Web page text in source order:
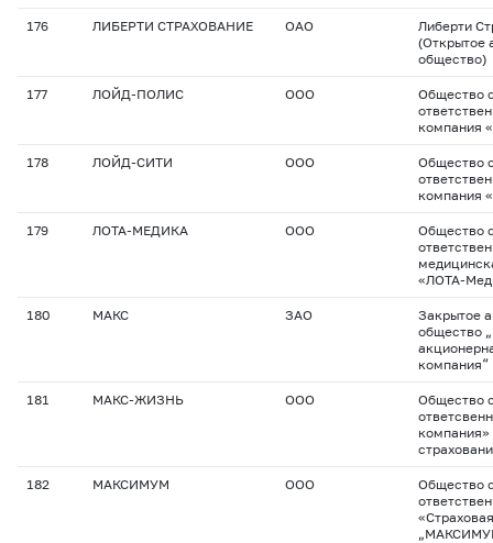
176 ЛИБЕРТИ СТРАХОВАНИЕ ОАО
Либерти
(Открытое
общество)
177 ЛОЙД-ПОЛИС ООО
Общество
компания
178 ЛОЙД-СИТИ ООО
Общество
компания
179 ЛОТА-МЕДИКА ООО
Общество
«ЛОТА-
180 МАКС ЗАО
Закрытое
общество
компания“
181 МАКС-ЖИЗНЬ ООО
Общество
182 МАКСИМУМ ООО
Общество